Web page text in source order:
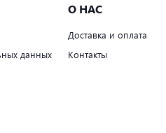
данных
О НАС
Доставка и оплата
Контакты